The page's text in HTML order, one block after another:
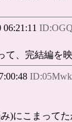
て、完結編を
)にこまって